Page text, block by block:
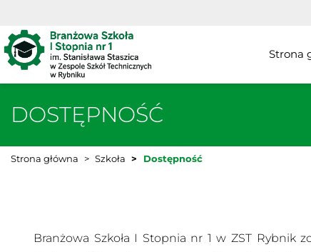
Strona
DOSTĘPNOŚĆ
Strona główna Szkoła Dostępność
Branżowa Szkoła I Stopnia nr 1 w ZST